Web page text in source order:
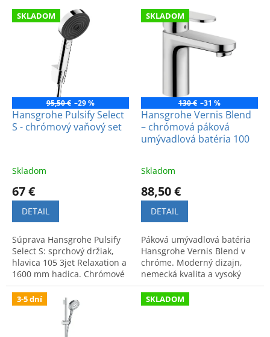
n
u
V
o
u
o
SKLADOM
95,50 € –29 %
Hansgrohe Pulsify Select
S - chrómový vaňový set
Skladom
67 €
DETAIL
Súprava Hansgrohe Pulsify
Select S: sprchový držiak,
hlavica 105 3jet Relaxation a
1600 mm hadica. Chrómové
prevedenie, moderný dizajn
a vysoký komfort.
SKLADOM
130 € –31 %
Hansgrohe Vernis Blend
– chrómová páková
umývadlová batéria 100
Skladom
88,50 €
DETAIL
Páková umývadlová batéria
Hansgrohe Vernis Blend v
chróme. Moderný dizajn,
nemecká kvalita a vysoký
komfort používania.
3-5 dní SKLADOM